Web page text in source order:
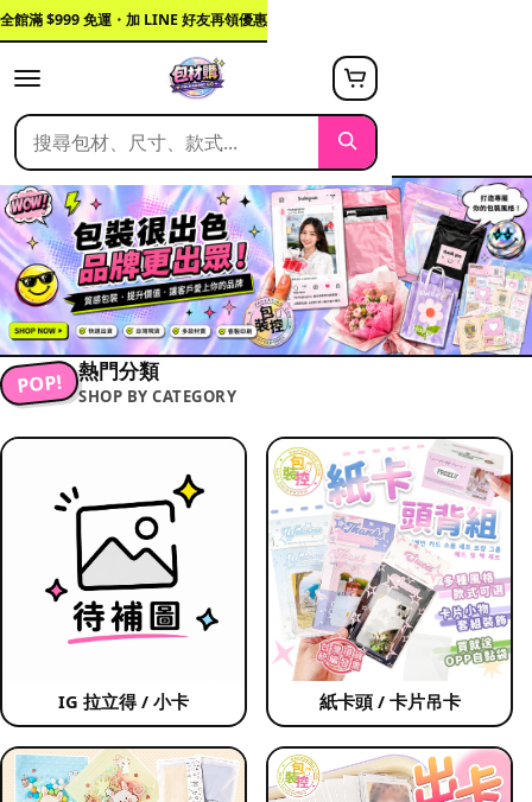
全館滿 $999 免運・加 LINE 好友再領優惠
POP! 熱門分類
SHOP BY CATEGORY
IG 拉立得 / 小卡 紙卡頭 / 卡片吊卡